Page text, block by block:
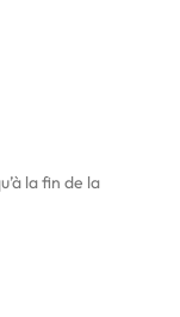
la fin de la